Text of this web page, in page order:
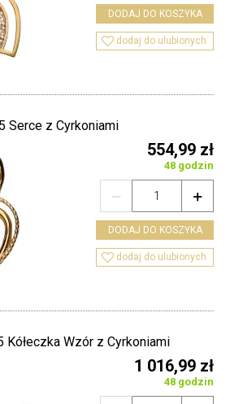
DODAJ DO KOSZYKA
 dodaj do ulubionych
Serce z Cyrkoniami
554,99 zł
48 godzin


DODAJ DO KOSZYKA
 dodaj do ulubionych
Kółeczka Wzór z Cyrkoniami
1 016,99 zł
48 godzin